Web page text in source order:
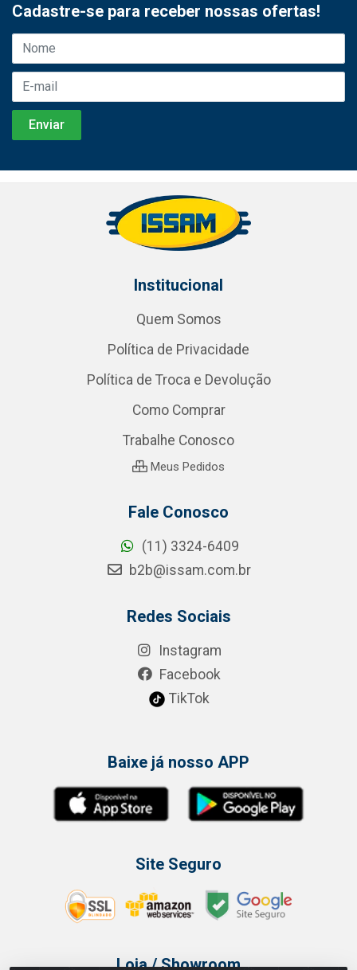
Cadastre-se para receber nossas ofertas!
Institucional
Quem Somos
Política de Privacidade
Política de Troca e Devolução
Como Comprar
Trabalhe Conosco
Meus Pedidos
Fale Conosco
(11) 3324-6409
b2b@issam.com.br
Redes Sociais
Instagram
Facebook
TikTok
Baixe já nosso APP
Site Seguro
Loja / Showroom